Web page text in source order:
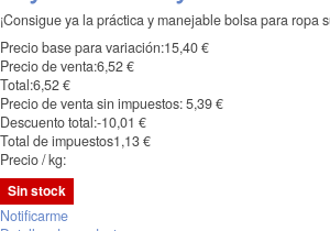
¡Consigue ya la práctica y manejable bolsa para ropa
Precio base para variación:15,40 €
Precio de venta:6,52 €
Total:6,52 €
Precio de venta sin impuestos:5,39 €
Descuento total:-10,01 €
Total de impuestos1,13 €
Precio / kg:
Sin stock
Notificarme